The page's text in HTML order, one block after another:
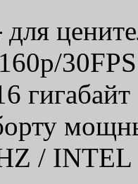
для
/